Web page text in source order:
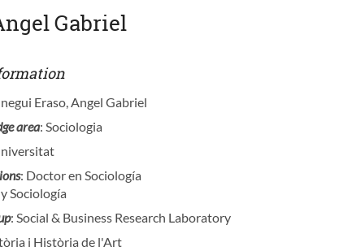
Gabriel
Eraso, Angel Gabriel
area: Sociologia
: Doctor en Sociología
Sociología
: Social & Business Research Laboratory
i Història de l'Art